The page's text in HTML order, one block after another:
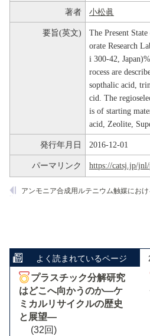
著者 小松眞
要旨(英文)
The Present
orate Research
i 300-42,
rocess are
sopthalic acid,
cid. The
is of starting
acid, Zeolite,
発行年月日 2016-12-01
パーマリンク https://catsj.jp/jnl/
よく読まれているページ
プラスチック分解研究
はどこへ向かうのか―ケ
ミカルリサイクルの歴史
と展望―
(32回)